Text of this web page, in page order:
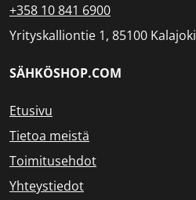
+358 10 841 6900
Yrityskalliontie 1, 85100 Kalajoki
SÄHKÖSHOP.COM
Etusivu
Tietoa meistä
Toimitusehdot
Yhteystiedot